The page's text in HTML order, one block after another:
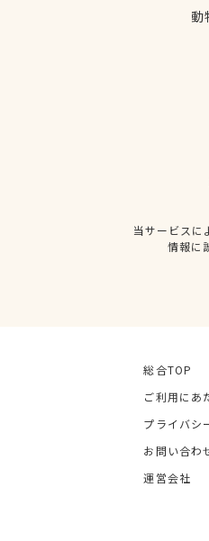
動
当サービスに
情報に
総合TOP
ご利用にあ
プライバシ
お問い合わ
運営会社